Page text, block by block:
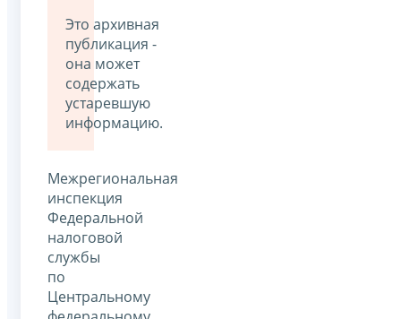
Это архивная
публикация -
она может
содержать
устаревшую
информацию.
Межрегиональная
инспекция
Федеральной
налоговой
службы
по
Центральному